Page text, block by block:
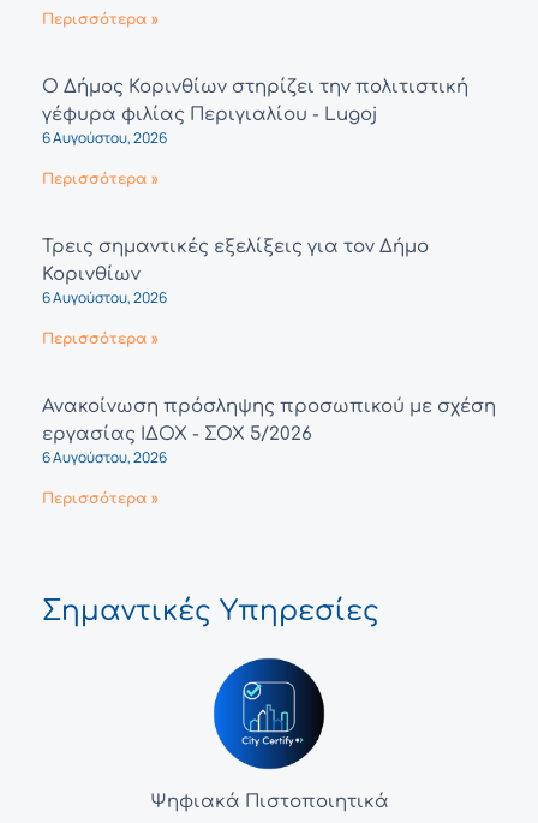
Περισσότερα »
Ο Δήμος Κορινθίων στηρίζει την πολιτιστική
γέφυρα φιλίας Περιγιαλίου - Lugoj
6 Αυγούστου, 2026
Περισσότερα »
Τρεις σημαντικές εξελίξεις για τον Δήμο
Κορινθίων
6 Αυγούστου, 2026
Περισσότερα »
Ανακοίνωση πρόσληψης προσωπικού με σχέση
εργασίας ΙΔΟΧ - ΣΟΧ 5/2026
6 Αυγούστου, 2026
Περισσότερα »
Σημαντικές Υπηρεσίες
Ψηφιακά Πιστοποιητικά